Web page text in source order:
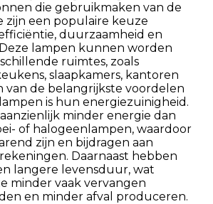
die gebruikmaken van de
zijn een populaire keuze
duurzaamheid en
lampen kunnen worden
ruimtes, zoals
slaapkamers, kantoren
van de belangrijkste voordelen
is hun energiezuinigheid.
minder energie dan
of halogeenlampen, waardoor
zijn en bijdragen aan
Daarnaast hebben
langere levensduur, wat
minder vaak vervangen
en minder afval produceren.